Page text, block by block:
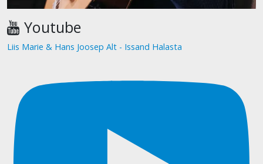
Youtube
Liis Marie & Hans Joosep Alt - Issand Halasta